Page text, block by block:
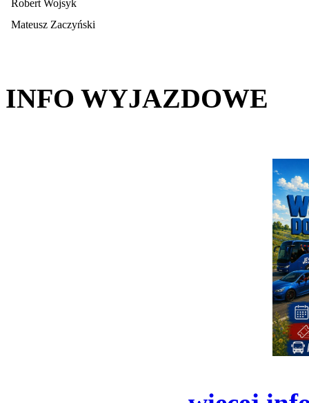
Robert Wojsyk
Mateusz Zaczyński
INFO WYJAZDOWE